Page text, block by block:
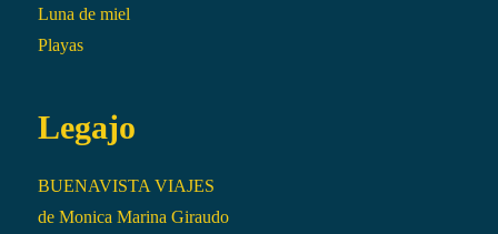
Luna de miel
Playas
Legajo
BUENAVISTA VIAJES
de Monica Marina Giraudo